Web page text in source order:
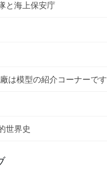
と海上保安庁
は模型の紹介コーナーです
世界史